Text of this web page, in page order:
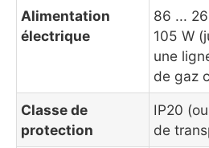
Alimentation
électrique
86 ...
105 W
une
de gaz
Classe de
protection
IP20
de